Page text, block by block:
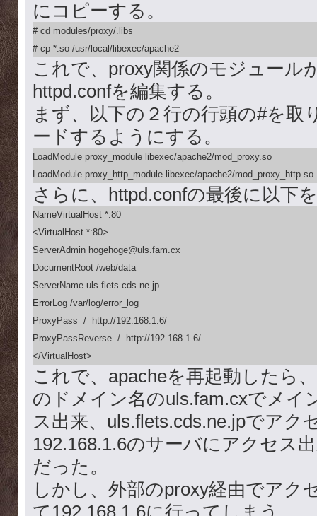
にコピーする。
# cd modules/proxy/.libs
# cp *.so /usr/local/libexec/apache2
これで、proxy関係のモジュール
httpd.confを編集する。
まず、以下の２行の行頭の#を取
ードするようにする。
LoadModule proxy_module libexec/apache2/mod_proxy.so
LoadModule proxy_http_module libexec/apache2/mod_proxy_http.so
さらに、httpd.confの最後に以下
NameVirtualHost *:80
<VirtualHost *:80>
ServerAdmin hogehoge@uls.fam.cx
DocumentRoot /web/data
ServerName uls.flets.cds.ne.jp
ErrorLog /var/log/error_log
ProxyPass  /  http://192.168.1.6/
ProxyPassReverse  /  http://192.168.1.6/
</VirtualHost>
これで、apacheを再起動したら
のドメイン名のuls.fam.cxでメイ
ス出来、uls.flets.cds.ne.jpでアク
192.168.1.6のサーバにアクセス
だった。
しかし、外部のproxy経由でアク
て192.168.1.6に行ってしまう。